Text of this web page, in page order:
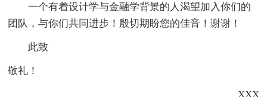
一个有着设计学与金融学背景的人渴望加入你们的
团队，与你们共同进步！殷切期盼您的佳音！谢谢！
此致
敬礼！
XXX